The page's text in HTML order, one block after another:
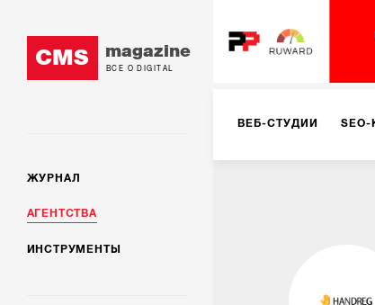
CMS magazine
ВСЕ О DIGITAL
ЖУРНАЛ
АГЕНТСТВА
ИНСТРУМЕНТЫ
ВЕБ-СТУДИИ
РЕКЛАМА НА